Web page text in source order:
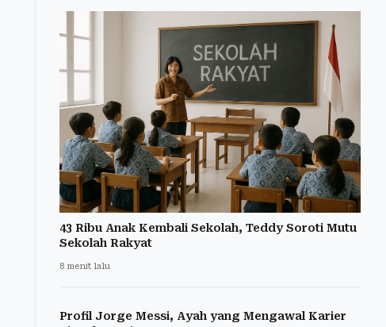
43 Ribu Anak Kembali Sekolah, Teddy Soroti Mutu
Sekolah Rakyat
8 menit lalu
Profil Jorge Messi, Ayah yang Mengawal Karier